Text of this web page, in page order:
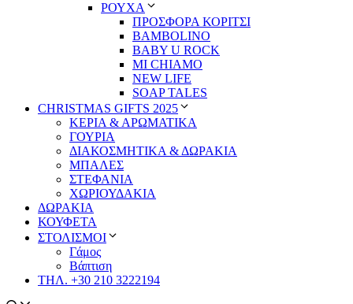
ΡΟΥΧΑ
ΠΡΟΣΦΟΡΑ ΚΟΡΙΤΣΙ
BAMBOLINO
BABY U ROCK
MI CHIAMO
NEW LIFE
SOAP TALES
CHRISTMAS GIFTS 2025
ΚΕΡΙΑ & ΑΡΩΜΑΤΙΚΑ
ΓΟΥΡΙΑ
ΔΙΑΚΟΣΜΗΤΙΚΑ & ΔΩΡΑΚΙΑ
ΜΠΑΛΕΣ
ΣΤΕΦΑΝΙΑ
ΧΩΡΙΟΥΔΑΚΙΑ
ΔΩΡΑΚΙΑ
ΚΟΥΦΕΤΑ
ΣΤΟΛΙΣΜΟΙ
Γάμος
Βάπτιση
ΤΗΛ. +30 210 3222194